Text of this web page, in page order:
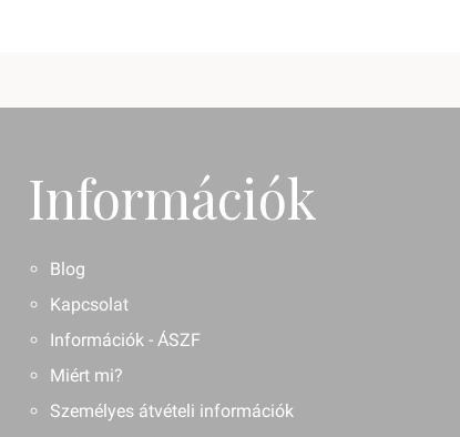
Információk
Blog
Kapcsolat
Információk - ÁSZF
Miért mi?
Személyes átvételi információk